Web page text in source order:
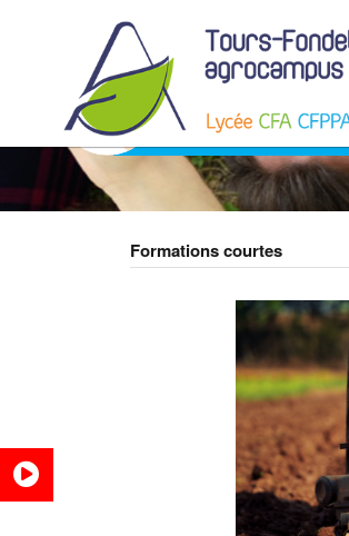
Formations courtes